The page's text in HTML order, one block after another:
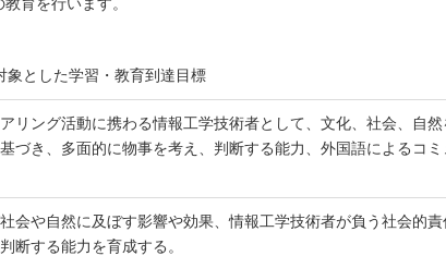
象とした学習・教育到達目標
リング活動に携わる情報工学技術者として、文化、社会、自
づき、多面的に物事を考え、判断する能力、外国語によるコ
会や自然に及ぼす影響や効果、情報工学技術者が負う社会的
断する能力を育成する。